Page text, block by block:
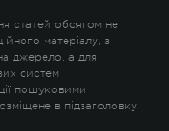
статей обсягом не
матеріалу, з
джерело, а для
систем
пошуковими
в підзаголовку